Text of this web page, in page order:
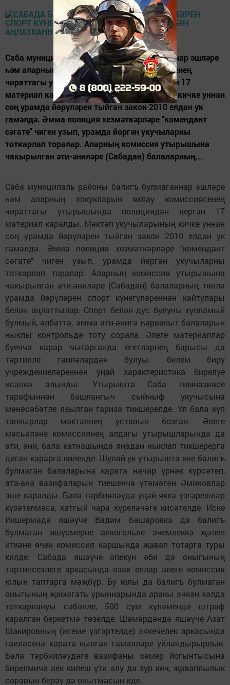
Саба муниципаль районы балигъ булмаганнар эшләре
һәм аларның хокукларын яклау комиссиясенең
чираттагы утырышында полициядән кергән 17
материал каралды. Мәктәп укучыларының кичке уннан
соң урамда йөрүләрен тыйган закон 2010 елдан ук
гамәлдә. Әмма полиция хезмәткәрләре "комендант
сәгате" чиген узып, урамда йөргән укучыларны
тоткарлап торалар. Аларның комиссия утырышына
чакырылган әти-әниләре (Сабадан) балаларның...
Саба муниципаль районы балигъ булмаганнар эшләре
һәм аларның хокукларын яклау комиссиясенең
чираттагы утырышында полициядән кергән 17
материал каралды. Мәктәп укучыларының кичке уннан
соң урамда йөрүләрен тыйган закон 2010 елдан ук
гамәлдә. Әмма полиция хезмәткәрләре "комендант
сәгате" чиген узып, урамда йөргән укучыларны
тоткарлап торалар. Аларның комиссия утырышына
чакырылган әти-әниләре (Сабадан) балаларның төнлә
урамда йөрүләрен спорт күнегүләреннән кайтулары
белән аңлаттылар. Спорт белән дус булуны хупламый
булмый, әлбәттә, әмма әти-әнигә һәрвакыт балаларын
нык­лы контрольдә тоту сорала. Әлеге материаллар
буенча карар чыгарганда егетләрнең барысы да
тәртипле гаиләләрдән булуы, белем бирү
учреждениеләреннән уңай характеристика бирелүе
исәпкә алынды. Утырышта Саба гимназиясе
тарафыннан башлангыч сыйныф укучысына
мөнәсәбәтле язылган гариза тикшерелде. Ул бала күп
тапкырлар мәктәпнең уставын бозган. Әлеге
мәсьәләне комиссиянең алдагы утырышларында да
әти, әни, бала катнашында яңадан ныклап тикшерергә
дигән карарга киленде. Шулай ук утырышта ике балигъ
булмаган балаларына карата начар үрнәк күрсәтеп,
ата-ана вазифаларын тиешенчә үтәмәгән Әминовлар
эше каралды. Бала тәрбияләүдә уңай якка үзгәрешләр
күзәтелмәсә, катгый чара күреләчәге кисәтелде. Иске
Икшермәдә яшәүче Вадим Бәшәровка да балигъ
булмаган яшүсмерне алкогольле эчемлеккә җәлеп
иткәне өчен комиссия каршында җавап тотарга туры
килде. Сабада яшәүче опекун әби дә оныгының
тәртипсезлеге аркасында озак еллар әлеге комиссия
юлын таптарга мәҗбүр. Бу юлы да балигъ булмаган
оныгының җәмәгать урыннарында аракы эчкән хәлдә
тоткарлануы сәбәпле, 500 сум күләмендә штраф
каралган беркетмә төзелде. Шәмәрдәндә яшәүче Азат
Шакировның (исеме үзгәртелде) эчкечелек аркасында
гаиләсенә карата кылган гамәлләре уйландырырлык.
Бала тәрбияләүдәге вазифаны хәмер йогынтысына
бирелмичә аек килеш үти алу да зур көч, җаваплылык
соравын берәү дә онытмасын иде.